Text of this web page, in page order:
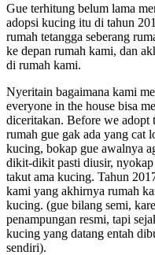
Gue terhitung belum lama
adopsi kucing itu di tahun
rumah tetangga seberang
ke depan rumah kami, dan
di rumah kami.
Nyeritain bagaimana kami
everyone in the house bisa
diceritakan. Before we adopt
rumah gue gak ada yang cat
kucing, bokap gue awalnya
dikit-dikit pasti diusir, nyokap
takut ama kucing. Tahun
kami yang akhirnya rumah
kucing. (gue bilang semi,
penampungan resmi, tapi
kucing yang datang entah
sendiri).